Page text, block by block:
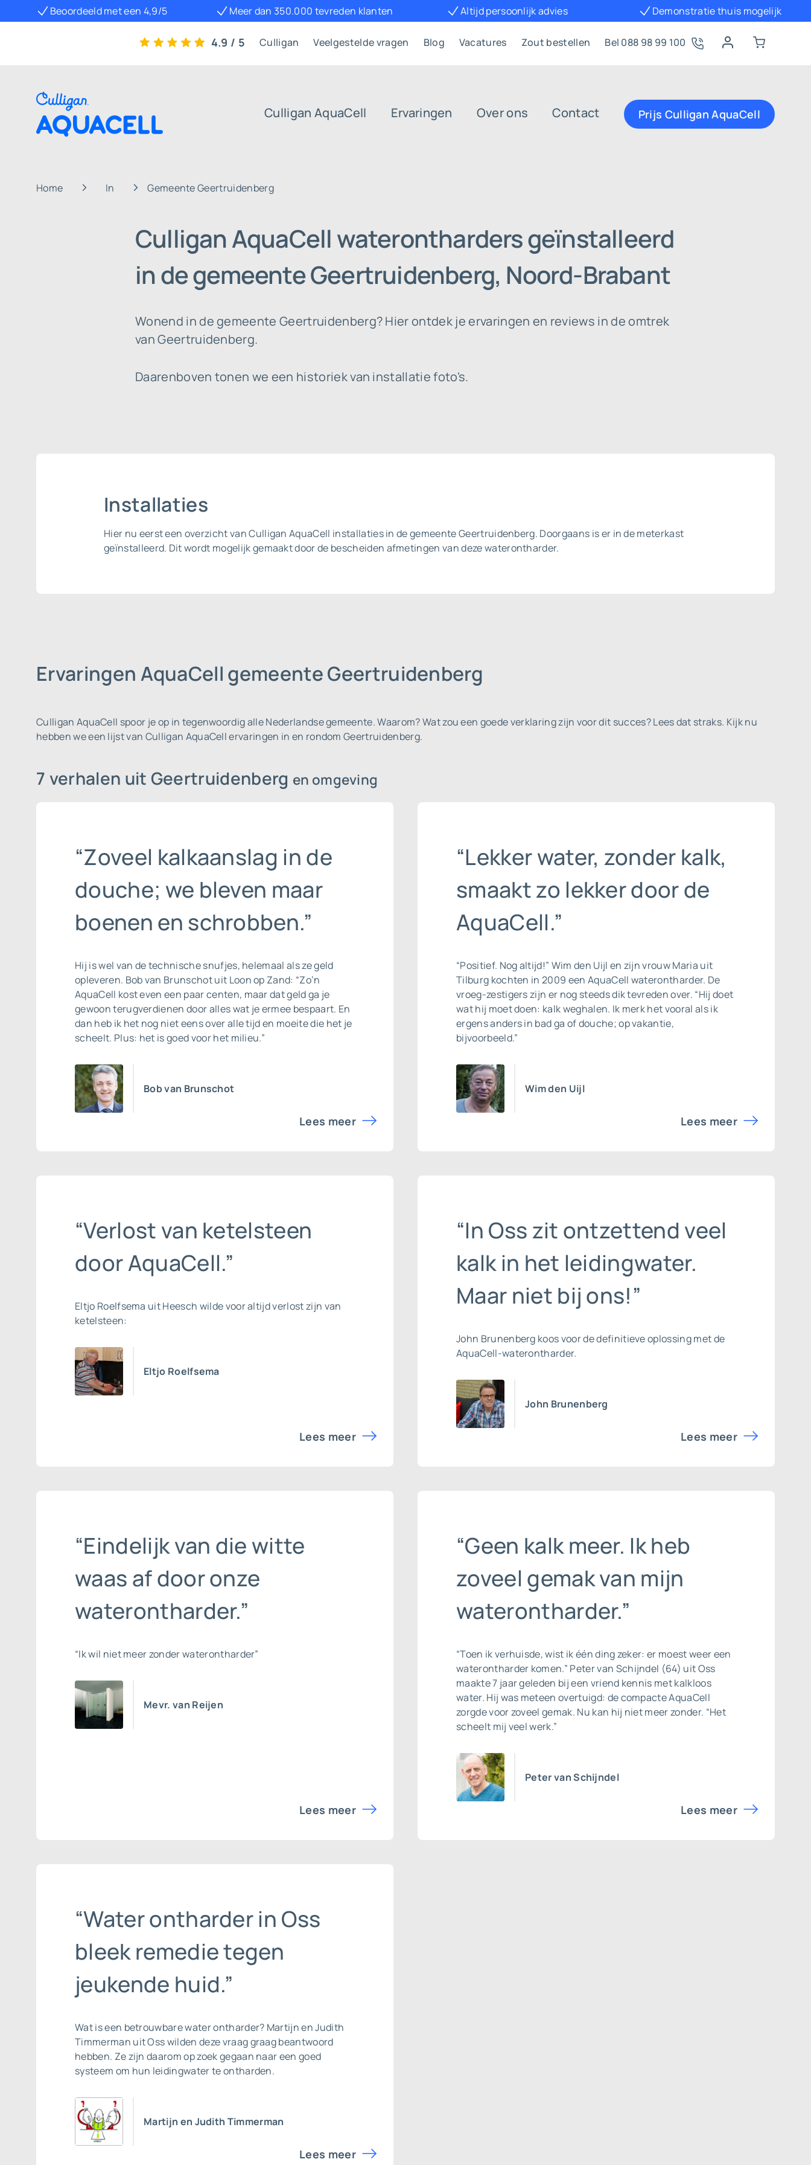
Beoordeeld met een 4,9/5 Meer dan 350.000 tevreden klanten Altijd persoonlijk advies Demonstratie thuis mogelijk
4.9 / 5 Culligan Veelgestelde vragen Blog Vacatures Zout bestellen Bel 088 98 99 100
Culligan AquaCell Ervaringen Over ons Contact Prijs Culligan AquaCell
Home In Gemeente Geertruidenberg
Culligan AquaCell waterontharders geïnstalleerd
in de gemeente Geertruidenberg, Noord-Brabant
Wonend in de gemeente Geertruidenberg? Hier ontdek je ervaringen en reviews in de omtrek
van Geertruidenberg.
Daarenboven tonen we een historiek van installatie foto's.
Installaties
Hier nu eerst een overzicht van Culligan AquaCell installaties in de gemeente Geertruidenberg. Doorgaans is er in de meterkast
geïnstalleerd. Dit wordt mogelijk gemaakt door de bescheiden afmetingen van deze waterontharder.
Ervaringen AquaCell gemeente Geertruidenberg
Culligan AquaCell spoor je op in tegenwoordig alle Nederlandse gemeente.Waarom? Wat zou een goede verklaring zijn voor dit succes? Lees dat straks. Kijk nu
hebben we een lijst van Culligan AquaCell ervaringen in en rondom Geertruidenberg.
7 verhalen uit Geertruidenberg en omgeving
“Zoveel kalkaanslag in de
douche; we bleven maar
boenen en schrobben.”
Hij is wel van de technische snufjes, helemaal als ze geld
opleveren. Bob van Brunschot uit Loon op Zand: “Zo’n
AquaCell kost even een paar centen, maar dat geld ga je
gewoon terugverdienen door alles wat je ermee bespaart. En
dan heb ik het nog niet eens over alle tijd en moeite die het je
scheelt. Plus: het is goed voor het milieu.”
Bob van Brunschot
Lees meer
“Lekker water, zonder kalk,
smaakt zo lekker door de
AquaCell.”
“Positief. Nog altijd!” Wim den Uijl en zijn vrouw Maria uit
Tilburg kochten in 2009 een AquaCell waterontharder. De
vroeg-zestigers zijn er nog steeds dik tevreden over. “Hij doet
wat hij moet doen: kalk weghalen. Ik merk het vooral als ik
ergens anders in bad ga of douche; op vakantie,
bijvoorbeeld.”
Wim den Uijl
Lees meer
“Verlost van ketelsteen
door AquaCell.”
Eltjo Roelfsema uit Heesch wilde voor altijd verlost zijn van
ketelsteen:
Eltjo Roelfsema
Lees meer
“In Oss zit ontzettend veel
kalk in het leidingwater.
Maar niet bij ons!”
John Brunenberg koos voor de definitieve oplossing met de
AquaCell-waterontharder.
John Brunenberg
Lees meer
“Eindelijk van die witte
waas af door onze
waterontharder.”
“Ik wil niet meer zonder waterontharder”
Mevr. van Reijen
Lees meer
“Geen kalk meer. Ik heb
zoveel gemak van mijn
waterontharder.”
“Toen ik verhuisde, wist ik één ding zeker: er moest weer een
waterontharder komen.” Peter van Schijndel (64) uit Oss
maakte 7 jaar geleden bij een vriend kennis met kalkloos
water. Hij was meteen overtuigd: de compacte AquaCell
zorgde voor zoveel gemak. Nu kan hij niet meer zonder. “Het
scheelt mij veel werk.”
Peter van Schijndel
Lees meer
“Water ontharder in Oss
bleek remedie tegen
jeukende huid.”
Wat is een betrouwbarewater ontharder? Martijn en Judith
Timmerman uit Oss wilden deze vraag graag beantwoord
hebben. Ze zijn daarom op zoek gegaan naar een goed
systeem om hun leidingwater te ontharden.
Martijn en Judith Timmerman
Lees meer